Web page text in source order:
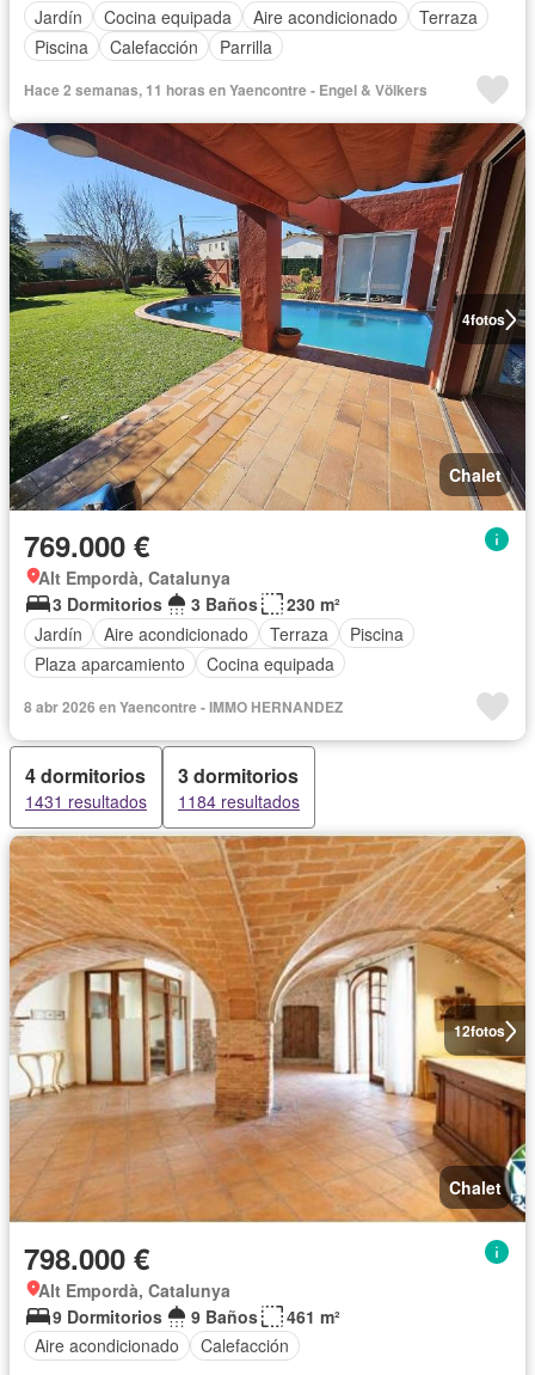
Jardín
Cocina equipada Aire acondicionado
Terraza
Piscina
Calefacción Parrilla
Hace 2 semanas, 11 horas en Yaencontre - Engel & Völkers
4fotos
Chalet
769.000 €
Alt Empordà, Catalunya
3 Dormitorios
3 Baños
230 m²
Jardín
Aire acondicionado Terraza
Piscina
Plaza aparcamiento
Cocina equipada
8 abr 2026 en Yaencontre - IMMO HERNANDEZ
4 dormitorios
1431 resultados
3 dormitorios
1184 resultados
12fotos
Chalet
798.000 €
Alt Empordà, Catalunya
9 Dormitorios
9 Baños
461 m²
Aire acondicionado
Calefacción